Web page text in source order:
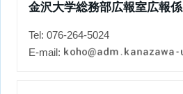
金沢大学総務部広報室広報係
Tel: 076-264-5024
E-mail: